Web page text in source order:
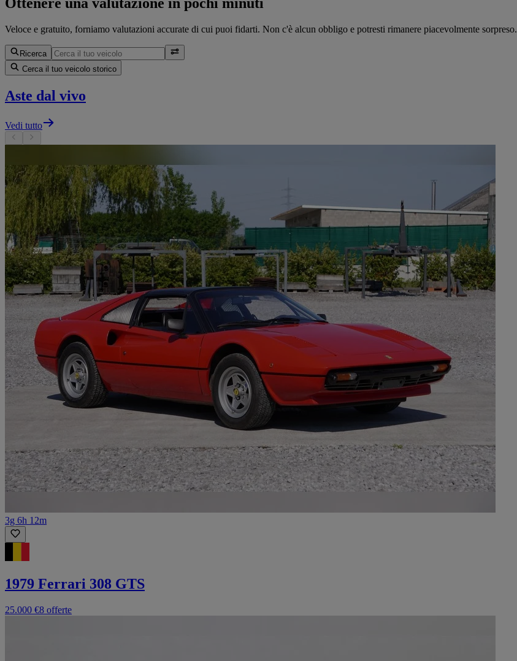
Veloce e gratuito, forniamo valutazioni accurate di cui puoi fidarti. Non c'è alcun obbligo e potresti rimanere piacevolmente sorpreso.
Ricerca
Cerca il tuo veicolo storico
Aste dal vivo
Vedi tutto
3g 6h 12m
1979 Ferrari 308 GTS
25.000 €8 offerte